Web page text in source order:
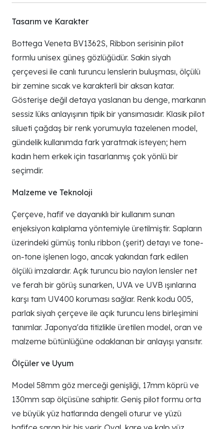
Tasarım ve Karakter
Bottega Veneta BV1362S, Ribbon serisinin pilot
formlu unisex güneş gözlüğüdür. Sakin siyah
çerçevesi ile canlı turuncu lenslerin buluşması, ölçülü
bir zemine sıcak ve karakterli bir aksan katar.
Gösterişe değil detaya yaslanan bu denge, markanın
sessiz lüks anlayışının tipik bir yansımasıdır. Klasik pilot
silueti çağdaş bir renk yorumuyla tazelenen model,
gündelik kullanımda fark yaratmak isteyen; hem
kadın hem erkek için tasarlanmış çok yönlü bir
seçimdir.
Malzeme ve Teknoloji
Çerçeve, hafif ve dayanıklı bir kullanım sunan
enjeksiyon kalıplama yöntemiyle üretilmiştir. Sapların
üzerindeki gümüş tonlu ribbon (şerit) detayı ve tone-
on-tone işlenen logo, ancak yakından fark edilen
ölçülü imzalardır. Açık turuncu bio naylon lensler net
ve ferah bir görüş sunarken, UVA ve UVB ışınlarına
karşı tam UV400 koruması sağlar. Renk kodu 005,
parlak siyah çerçeve ile açık turuncu lens birleşimini
tanımlar. Japonya'da titizlikle üretilen model, oran ve
malzeme bütünlüğüne odaklanan bir anlayışı yansıtır.
Ölçüler ve Uyum
Model 58mm göz merceği genişliği, 17mm köprü ve
130mm sap ölçüsüne sahiptir. Geniş pilot formu orta
ve büyük yüz hatlarında dengeli oturur ve yüzü